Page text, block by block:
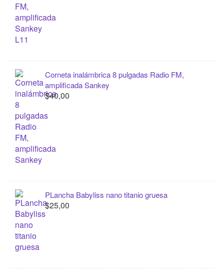
Corneta inalámbrica 8 pulgadas Radio FM,
amplificada Sankey
$40,00
PLancha Babyliss nano titanio gruesa
$25,00